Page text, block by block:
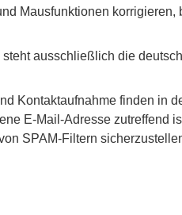
Mausfunktionen
ausschließlich die
Kontaktaufnahme finden in
E-Mail-Adresse zutreffend
SPAM-Filtern